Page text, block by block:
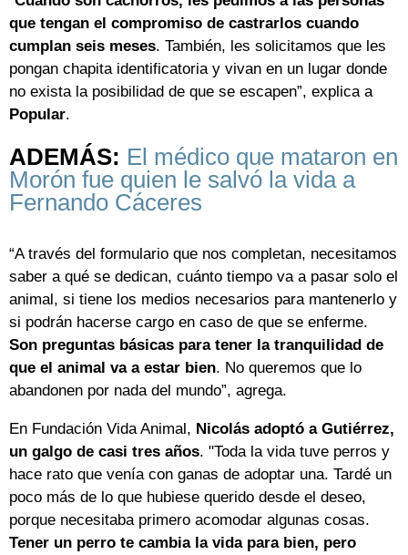
que tengan el compromiso de castrarlos cuando
cumplan seis meses. También, les solicitamos que les
pongan chapita identificatoria y vivan en un lugar donde
no exista la posibilidad de que se escapen”, explica a
Popular.
ADEMÁS: El médico que mataron en
Morón fue quien le salvó la vida a
Fernando Cáceres
“A través del formulario que nos completan, necesitamos
saber a qué se dedican, cuánto tiempo va a pasar solo el
animal, si tiene los medios necesarios para mantenerlo y
si podrán hacerse cargo en caso de que se enferme.
Son preguntas básicas para tener la tranquilidad de
que el animal va a estar bien. No queremos que lo
abandonen por nada del mundo”, agrega.
En Fundación Vida Animal, Nicolás adoptó a Gutiérrez,
un galgo de casi tres años. "Toda la vida tuve perros y
hace rato que venía con ganas de adoptar una. Tardé un
poco más de lo que hubiese querido desde el deseo,
porque necesitaba primero acomodar algunas cosas.
Tener un perro te cambia la vida para bien, pero